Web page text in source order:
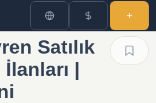
Satılık
|